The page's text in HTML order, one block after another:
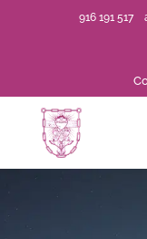
916 191 517